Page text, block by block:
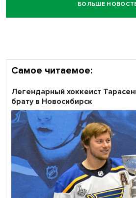
Честный выбор: видеонаблюдение
объективность результатов ЕДГ в
БОЛЬШЕ
Самое читаемое:
Легендарный хоккеист
брату в Новосибирск